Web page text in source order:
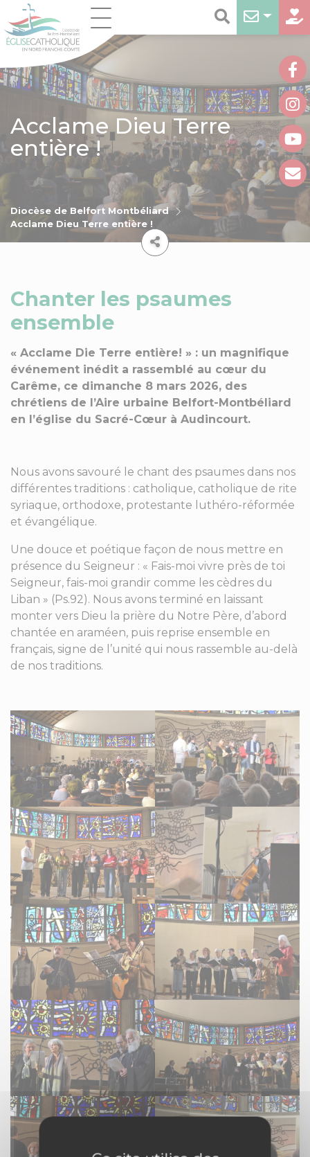
Acclame Dieu Terre
entière !
Diocèse de Belfort Montbéliard
Acclame Dieu Terre entière !
Chanter les psaumes
ensemble
« Acclame Die Terre entière! » : un magnifique
événement inédit a rassemblé au cœur du
Carême, ce dimanche 8 mars 2026, des
chrétiens de l’Aire urbaine Belfort-Montbéliard
en l’église du Sacré-Cœur à Audincourt.
Nous avons savouré le chant des psaumes dans nos
différentes traditions : catholique, catholique de rite
syriaque, orthodoxe, protestante luthéro-réformée
et évangélique.
Une douce et poétique façon de nous mettre en
présence du Seigneur : « Fais-moi vivre près de toi
Seigneur, fais-moi grandir comme les cèdres du
Liban » (Ps.92). Nous avons terminé en laissant
monter vers Dieu la prière du Notre Père, d’abord
chantée en araméen, puis reprise ensemble en
français, signe de l’unité qui nous rassemble au-delà
de nos traditions.